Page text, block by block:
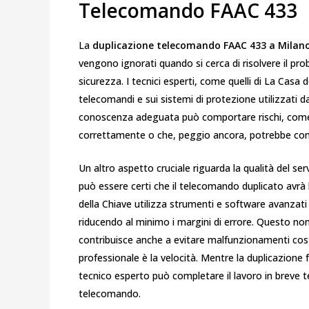
Telecomando FAAC 433
La duplicazione telecomando FAAC 433 a
vengono ignorati quando si cerca di risolvere il
sicurezza. I tecnici esperti, come quelli di La
telecomandi e sui sistemi di protezione utilizzati
conoscenza adeguata può comportare rischi,
correttamente o che, peggio ancora, potrebbe
Un altro aspetto cruciale riguarda la qualità del
può essere certi che il telecomando duplicato
della Chiave utilizza strumenti e software
riducendo al minimo i margini di errore. Questo
contribuisce anche a evitare malfunzionamenti
professionale è la velocità. Mentre la
tecnico esperto può completare il lavoro in breve
telecomando.